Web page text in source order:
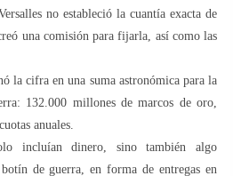
no estableció la cuantía exacta de
una comisión para fijarla, así como las
la cifra en una suma astronómica para la
132.000 millones de marcos de oro,
anuales.
incluían dinero, sino también algo
de guerra, en forma de entregas en